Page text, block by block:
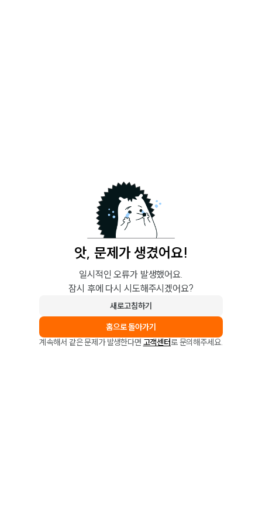
앗, 문제가 생겼어요!
일시적인 오류가 발생했어요.
잠시 후에 다시 시도해주시겠어요?
새로고침하기
홈으로 돌아가기
계속해서 같은 문제가 발생한다면 고객센터로 문의해주세요.